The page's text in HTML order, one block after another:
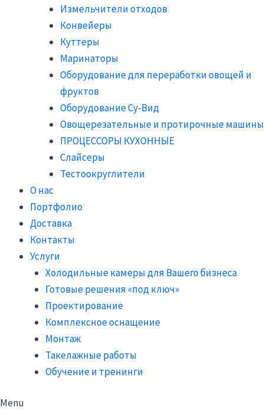
Измельчители отходов
Конвейеры
Куттеры
Маринаторы
Оборудование для переработки овощей и
фруктов
Оборудование Су-Вид
Овощерезательные и протирочные машины
ПРОЦЕССОРЫ КУХОННЫЕ
Слайсеры
Тестоокруглители
О нас
Портфолио
Доставка
Контакты
Услуги
Холодильные камеры для Вашего бизнеса
Готовые решения «под ключ»
Проектирование
Комплексное оснащение
Монтаж
Такелажные работы
Обучение и тренинги
Menu